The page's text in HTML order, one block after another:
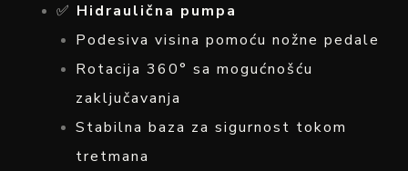
✅ Hidraulična pumpa
Podesiva visina pomoću nožne pedale
Rotacija 360° sa mogućnošću
zaključavanja
Stabilna baza za sigurnost tokom
tretmana